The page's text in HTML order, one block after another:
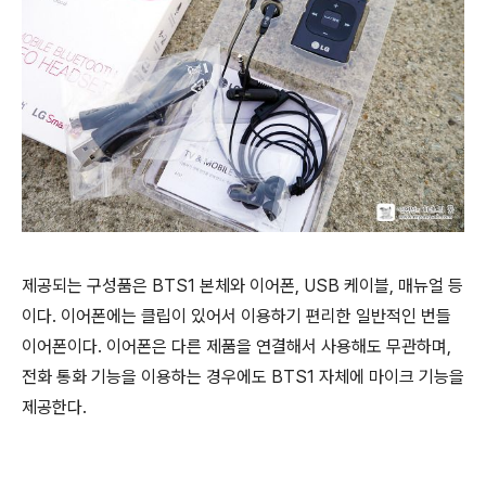
제공되는 구성품은 BTS1 본체와 이어폰, USB 케이블, 매뉴얼 등
이다. 이어폰에는 클립이 있어서 이용하기 편리한 일반적인 번들
이어폰이다. 이어폰은 다른 제품을 연결해서 사용해도 무관하며,
전화 통화 기능을 이용하는 경우에도 BTS1 자체에 마이크 기능을
제공한다.